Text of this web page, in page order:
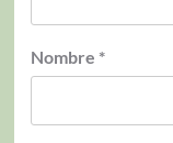
Nombre *